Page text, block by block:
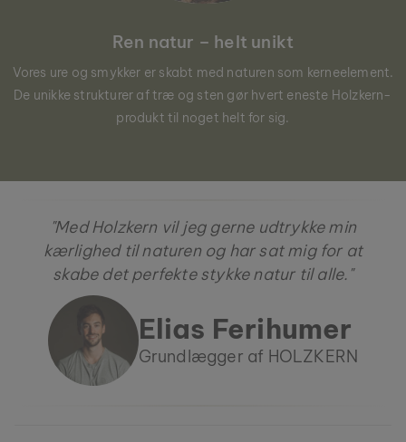
Ren natur – helt unikt
Vores ure og smykker er skabt med naturen som kerneelement.
De unikke strukturer af træ og sten gør hvert eneste Holzkern-
produkt til noget helt for sig.
"Med Holzkern vil jeg gerne udtrykke min
kærlighed til naturen og har sat mig for at
skabe det perfekte stykke natur til alle."
Elias Ferihumer
Grundlægger af HOLZKERN